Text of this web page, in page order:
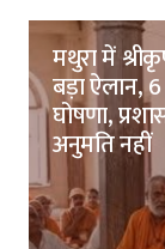
मथुरा में
बड़ा ऐलान,
घोषणा,
अनुमति नहीं